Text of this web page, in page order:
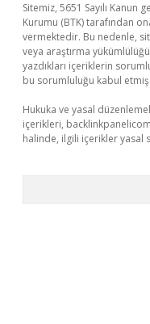
Sitemiz, 5651 Sayılı
Kurumu (BTK) tarafından
vermektedir. Bu nedenle,
veya araştırma
yazdıkları içeriklerin
bu sorumluluğu kabul etmiş
Hukuka ve yasal
içerikleri,
halinde, ilgili içerikler yasal